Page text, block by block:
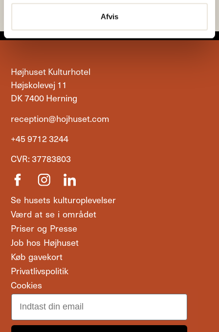
Afvis
Højhuset Kulturhotel
Højskolevej 11
DK 7400 Herning
reception@hojhuset.com
+45 9712 3244
CVR: 37783803
Se husets kulturoplevelser
Værd at se i området
Priser og Presse
Job hos Højhuset
Køb gavekort
Privatlivspolitik
Cookies
Email